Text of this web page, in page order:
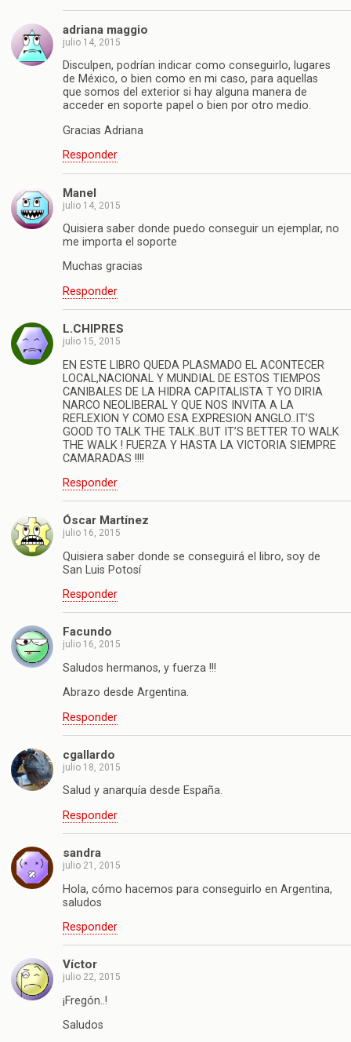
adriana maggio
julio 14, 2015
Disculpen, podrían indicar como conseguirlo, lugares
de México, o bien como en mi caso, para aquellas
que somos del exterior si hay alguna manera de
acceder en soporte papel o bien por otro medio.
Gracias Adriana
Responder
Manel
julio 14, 2015
Quisiera saber donde puedo conseguir un ejemplar, no
me importa el soporte
Muchas gracias
Responder
L.CHIPRES
julio 15, 2015
EN ESTE LIBRO QUEDA PLASMADO EL ACONTECER
LOCAL,NACIONAL Y MUNDIAL DE ESTOS TIEMPOS
CANIBALES DE LA HIDRA CAPITALISTA T YO DIRIA
NARCO NEOLIBERAL Y QUE NOS INVITA A LA
REFLEXION Y COMO ESA EXPRESION ANGLO..IT’S
GOOD TO TALK THE TALK..BUT IT’S BETTER TO WALK
THE WALK ! FUERZA Y HASTA LA VICTORIA SIEMPRE
CAMARADAS !!!!
Responder
Óscar Martínez
julio 16, 2015
Quisiera saber donde se conseguirá el libro, soy de
San Luis Potosí
Responder
Facundo
julio 16, 2015
Saludos hermanos, y fuerza !!!
Abrazo desde Argentina.
Responder
cgallardo
julio 18, 2015
Salud y anarquía desde España.
Responder
sandra
julio 21, 2015
Hola, cómo hacemos para conseguirlo en Argentina,
saludos
Responder
Víctor
julio 22, 2015
¡Fregón..!
Saludos